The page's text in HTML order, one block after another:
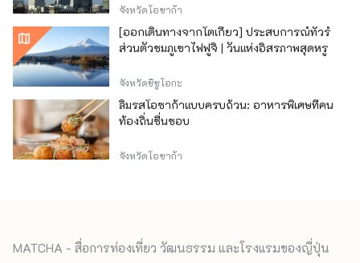
จังหวัดโอซาก้า
[ออกเดินทางจากโตเกียว] ประสบการณ์ทัวร์
ส่วนตัวชมภูเขาไฟฟูจิ | วันแห่งอิสรภาพสุดหรู
จังหวัดชิซูโอกะ
ลิ้มรสโอซาก้าแบบครบถ้วน: อาหารพิเศษที่คน
ท้องถิ่นชื่นชอบ
จังหวัดโอซาก้า
MATCHA - สื่อการท่องเที่ยว วัฒนธรรม และโรงแรมของญี่ปุ่น